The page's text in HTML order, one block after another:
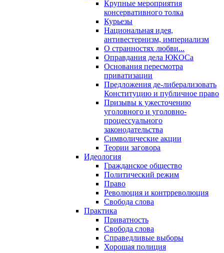
Крупные мероприятия
консервативного толка
Курьезы
Национальная идея,
антивестернизм, империализм
О странностях любви...
Оправдания дела ЮКОСа
Основания пересмотра
приватизации
Предложения де-либерализовать
Конституцию и публичное право
Призывы к ужесточению
уголовного и уголовно-
процессуального
законодательства
Символические акции
Теории заговора
Идеология
Гражданское общество
Политический режим
Право
Революция и контрреволюция
Свобода слова
Практика
Приватность
Свобода слова
Справедливые выборы
Хорошая полиция